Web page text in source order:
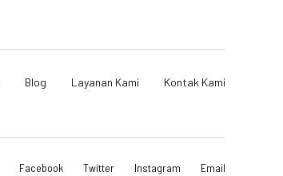
Blog Layanan Kami Kontak Kami
Facebook Twitter Instagram Email